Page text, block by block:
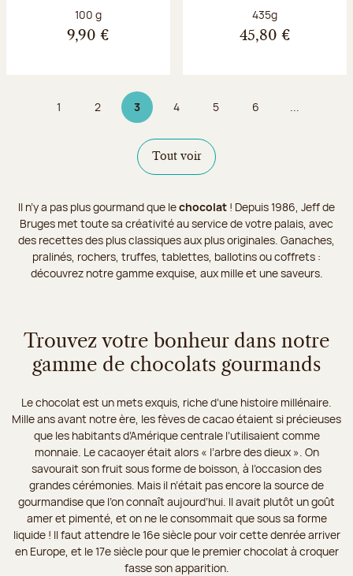
Poids net :
100 g
9,90 €
Poids net :
435g
45,80 €
Page
1 Page
2 3Page 3 sur 9
Page
4 Page
5 Page
6 ...
Tout voir
Il n’y a pas plus gourmand que lechocolat ! Depuis 1986, Jeff de
Bruges met toute sa créativité au service de votre palais, avec
des recettes des plus classiques aux plus originales. Ganaches,
pralinés, rochers, truffes, tablettes, ballotins ou coffrets :
découvrez notre gamme exquise, aux mille et une saveurs.
Trouvez votre bonheur dans notre
gamme de chocolats gourmands
Le chocolat est un mets exquis, riche d’une histoire millénaire.
Mille ans avant notre ère, les fèves de cacao étaient si précieuses
que les habitants d’Amérique centrale l’utilisaient comme
monnaie. Le cacaoyer était alors « l’arbre des dieux ». On
savourait son fruit sous forme de boisson, à l’occasion des
grandes cérémonies. Mais il n’était pas encore la source de
gourmandise que l’on connaît aujourd’hui. Il avait plutôt un goût
amer et pimenté, et on ne le consommait que sous sa forme
liquide ! Il faut attendre le 16e siècle pour voir cette denrée arriver
en Europe, et le 17e siècle pour que le premier chocolat à croquer
fasse son apparition.